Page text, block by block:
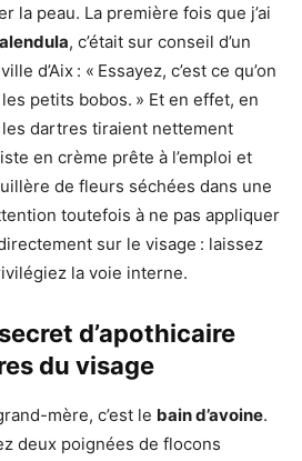
la peau. La première fois que j’ai
, c’était sur conseil d’un
d’Aix : « Essayez, c’est ce qu’on
petits bobos. » Et en effet, en
dartres tiraient nettement
en crème prête à l’emploi et
de fleurs séchées dans une
toutefois à ne pas appliquer
sur le visage : laissez
la voie interne.
d’apothicaire
du visage
mère, c’est le bain d’avoine.
deux poignées de flocons